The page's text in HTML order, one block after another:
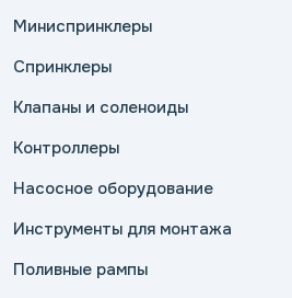
Миниспринклеры
Спринклеры
Клапаны и соленоиды
Контроллеры
Насосное оборудование
Инструменты для монтажа
Поливные рампы